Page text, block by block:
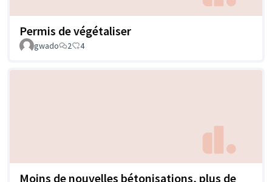
Permis de végétaliser
gwado 2 4
Moins de nouvelles bétonisations, plus de